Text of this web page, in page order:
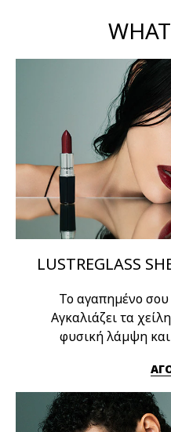
LUSTREGLASS
Το αγαπημένο
Αγκαλιάζει τα
φυσική λάμψη